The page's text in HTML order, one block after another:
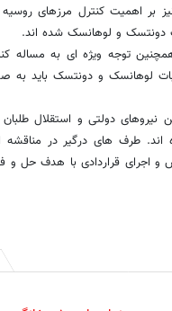
بر اهمیت کنترل مرزهای روسیه
دونتسک و لوهانسک شده اند.
توجه ویژه ای به مساله
لوهانسک و دونتسک باید
دولتی و استقلال طلبان
اجرای قراردادی با هدف حل و